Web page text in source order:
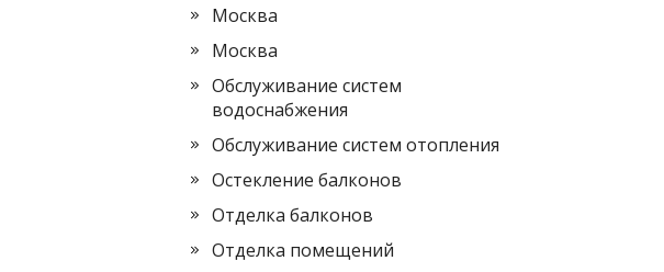
Москва
Москва
Обслуживание систем
водоснабжения
Обслуживание систем отопления
Остекление балконов
Отделка балконов
Отделка помещений